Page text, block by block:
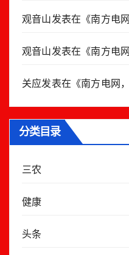
观音山发表在《南方电
观音山发表在《南方电
关应发表在《南方电网
分类目录
三农
健康
头条